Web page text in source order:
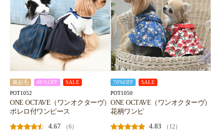
裏起毛 40％OFF SALE
POT1052
ONE OCTAVE（ワンオクターヴ）
ボレロ付ワンピース
4.67
（6）
70%OFF SALE
POT1050
ONE OCTAVE（ワンオクターヴ）
花柄ワンピ
4.83
（12）